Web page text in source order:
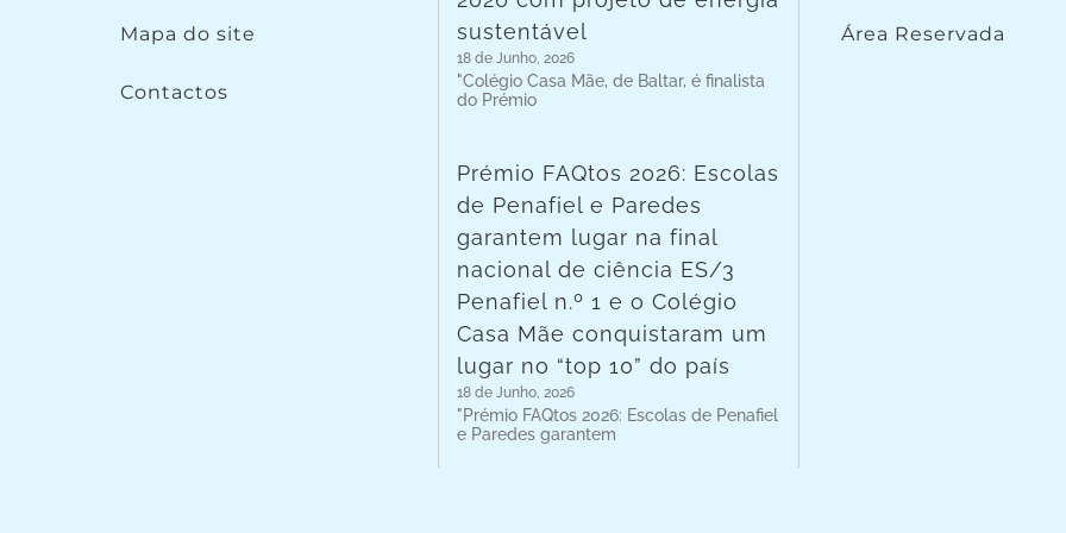
Mapa do site
Contactos
sustentável
18 de Junho, 2026
"Colégio Casa Mãe, de Baltar, é finalista
do Prémio
Prémio FAQtos 2026: Escolas
de Penafiel e Paredes
garantem lugar na final
nacional de ciência ES/3
Penafiel n.º 1 e o Colégio
Casa Mãe conquistaram um
lugar no “top 10” do país
18 de Junho, 2026
"Prémio FAQtos 2026: Escolas de Penafiel
e Paredes garantem
Área Reservada